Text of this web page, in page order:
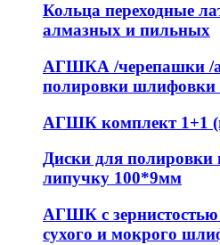
Кольца переходные
алмазных и пильных
АГШКА /черепашки /
полировки шлифовки
АГШК комплект 1+1
Диски для полировки
липучку 100*9мм
АГШК с
сухого и мокрого